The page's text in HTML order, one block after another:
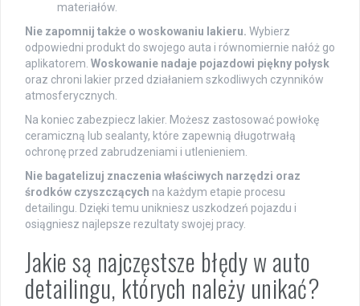
materiałów.
Nie zapomnij także o woskowaniu lakieru. Wybierz
odpowiedni produkt do swojego auta i równomiernie nałóż go
aplikatorem. Woskowanie nadaje pojazdowi piękny połysk
oraz chroni lakier przed działaniem szkodliwych czynników
atmosferycznych.
Na koniec zabezpiecz lakier. Możesz zastosować powłokę
ceramiczną lub sealanty, które zapewnią długotrwałą
ochronę przed zabrudzeniami i utlenieniem.
Nie bagatelizuj znaczenia właściwych narzędzi oraz
środków czyszczących na każdym etapie procesu
detailingu. Dzięki temu unikniesz uszkodzeń pojazdu i
osiągniesz najlepsze rezultaty swojej pracy.
Jakie są najczęstsze błędy w auto
detailingu, których należy unikać?